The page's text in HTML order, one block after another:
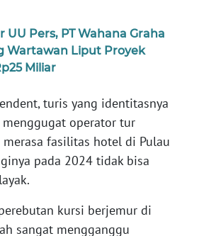
UU Pers, PT Wahana Graha
Wartawan Liput Proyek
Miliar
turis yang identitasnya
operator tur
fasilitas hotel di Pulau
pada 2024 tidak bisa
kursi berjemur di
sangat mengganggu